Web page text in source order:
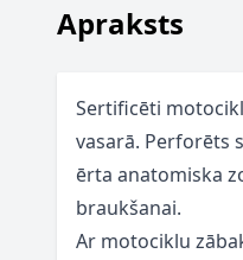
Apraksts
Sertificēti
vasarā. Perforēts
ērta anatomiska
braukšanai.
Ar motociklu